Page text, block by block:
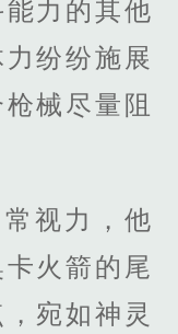
力的其他
纷纷施展
械尽量阻
视力，他
火箭的尾
宛如神灵